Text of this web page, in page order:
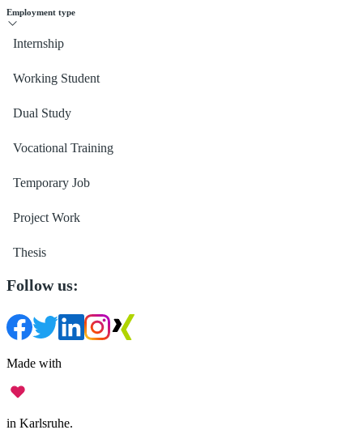
Employment type
Internship
Working Student
Dual Study
Vocational Training
Temporary Job
Project Work
Thesis
Follow us:
Made with
in Karlsruhe.